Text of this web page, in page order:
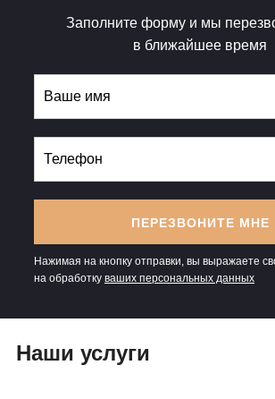
Заполните форму и мы
в ближайшее время
ПЕРЕЗВОНИТЕ МНЕ
Нажимая на кнопку отправки, вы выражаете
на обработку ваших персональных данных
Наши услуги